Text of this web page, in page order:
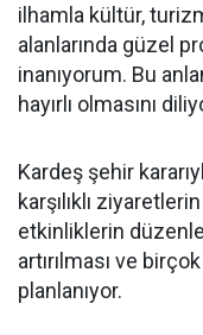
ilhamla kültür,
alanlarında güzel
inanıyorum. Bu
hayırlı olmasını
Kardeş şehir
karşılıklı
etkinliklerin
artırılması ve
planlanıyor.